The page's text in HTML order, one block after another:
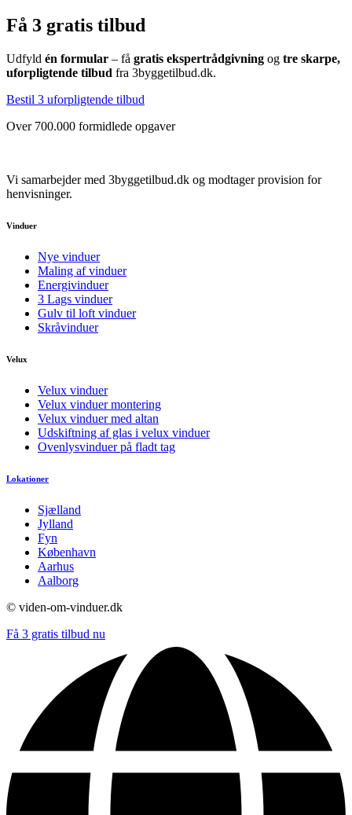
Få 3 gratis tilbud
Udfyld én formular – få gratis ekspertrådgivning og tre skarpe,
uforpligtende tilbud fra 3byggetilbud.dk.
Bestil 3 uforpligtende tilbud
Over 700.000 formidlede opgaver
Vi samarbejder med 3byggetilbud.dk og modtager provision for
henvisninger.
Vinduer
Nye vinduer
Maling af vinduer
Energivinduer
3 Lags vinduer
Gulv til loft vinduer
Skråvinduer
Velux
Velux vinduer
Velux vinduer montering
Velux vinduer med altan
Udskiftning af glas i velux vinduer
Ovenlysvinduer på fladt tag
Lokationer
Sjælland
Jylland
Fyn
København
Aarhus
Aalborg
© viden-om-vinduer.dk
Få 3 gratis tilbud nu